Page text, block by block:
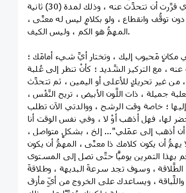
الشيء الذي قرَّرت أن تتحدَّث عنه ، وذلك لمدة (30) ثانية
دون توقُّف وانقطاع ، ولو بكلامٍ ليس له معنًى ،
المهمُّ هو الكم ، وليس الكيف.
مَحبوب إليك ، وتختار أيَّ شيء أمامَك ؛
، مع التركيز الشَّديد ؛ كأنْ تنظر إلى عُلبة
، من غير تحريكٍ للأعلى أو اليمين ، ثم تتحدَّث
جميلة ، ذات اللَّون الأبيض ، تريح النَّفْس ،
؛ خاصة وقت الرشح ، ووالدتي الآن تطلب
لها، فهل أذهب أوْ لا ، وفي نفس الوقت أنا
أن أذهب إلى عمَلي"... إلخ ، بشكلٍ متواصل ،
يهمُّ أن يكون كلامك ذا معنًى ، المهمُّ أن يكون
بهذا التمرين يوميًّا حتَّى تصل إلى المستوى
، وسوف تجد سرعةَ البديهة ، وطلاقةَ
واللَّباقة ، ويساعدك على الخروج من أيِّ مأزق